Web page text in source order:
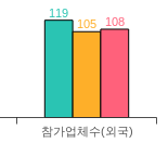
119
105 108
참가업체수(외국)